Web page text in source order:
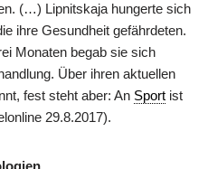
(…) Lipnitskaja hungerte sich
ihre Gesundheit gefährdeten.
Monaten begab sie sich
Über ihren aktuellen
fest steht aber: An Sport ist
29.8.2017).